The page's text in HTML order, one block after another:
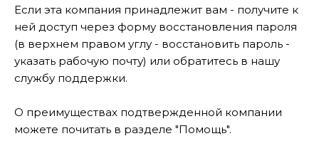
Если эта компания принадлежит вам - получите к
ней доступ через форму восстановления пароля
(в верхнем правом углу - восстановить пароль -
указать рабочую почту) или обратитесь в нашу
службу поддержки.
О преимуществах подтвержденной компании
можете почитать в разделе "Помощь".